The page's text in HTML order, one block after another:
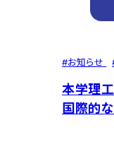
#お知らせ
本学理
国際的